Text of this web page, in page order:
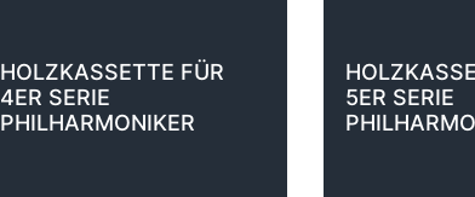
HOLZKASSETTE FÜR
4ER SERIE
PHILHARMONIKER
5ER SERIE